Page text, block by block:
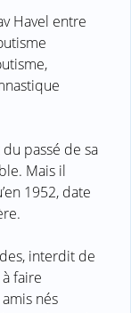
Havel entre
passé de sa
Mais il
1952, date
interdit de
faire
nés